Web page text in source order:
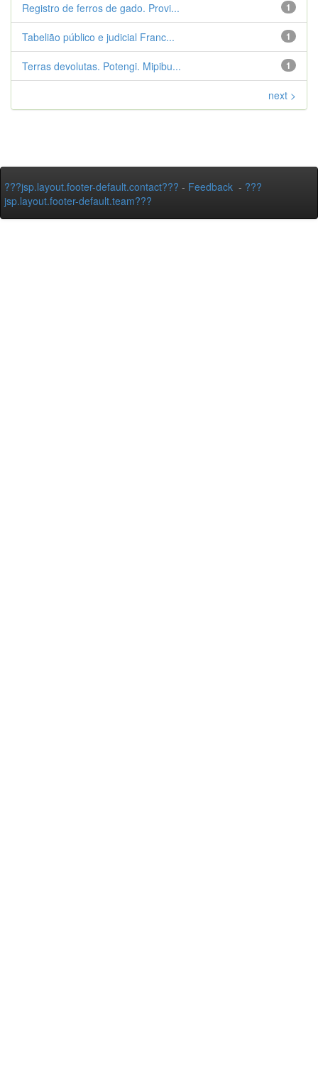
1
Registro de ferros de gado. Provi...
1
Tabelião público e judicial Franc...
1
Terras devolutas. Potengi. Mipibu...
next >
???jsp.layout.footer-default.contact??? - Feedback - ???
jsp.layout.footer-default.team???